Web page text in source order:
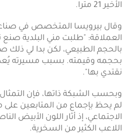
الأخير 21 مترا.
وقال بيرويسا المتخصص في
العملاقة: "طلبت مني البلدية
بالحجم الطبيعي، لكن بدا لي
بحجمه وقيمته. بسبب مسيرته
نقتدي بها".
وبحسب الشبكة ذاتها، فإن
لم يحظ بإجماع من المتابعين على
الاجتماعي، إذ أثار اللون الأبيض
اللاعب الكثير من السخرية.